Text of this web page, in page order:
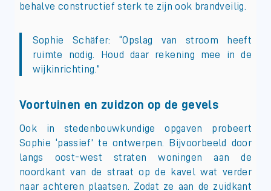
behalve constructief sterk te zijn ook brandveilig.
Sophie Schäfer: “Opslag van stroom heeft
ruimte nodig. Houd daar rekening mee in de
wijkinrichting.”
Voortuinen en zuidzon op de gevels
Ook in stedenbouwkundige opgaven probeert
Sophie ‘passief’ te ontwerpen. Bijvoorbeeld door
langs oost-west straten woningen aan de
noordkant van de straat op de kavel wat verder
naar achteren plaatsen. Zodat ze aan de zuidkant